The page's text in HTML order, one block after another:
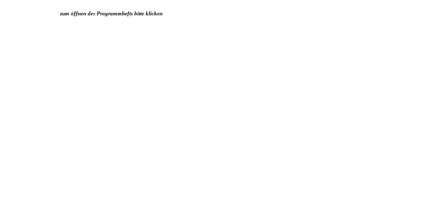
zum öffnen des Programmhefts bitte klicken